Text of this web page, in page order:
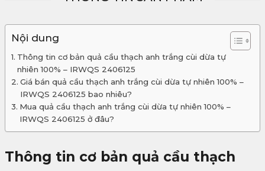
Nội dung
Thông tin cơ bản quả cầu thạch anh trắng cùi dừa tự
nhiên 100% – IRWQS 2406125
Giá bán quả cầu thạch anh trắng cùi dừa tự nhiên 100% –
IRWQS 2406125 bao nhiêu?
Mua quả cầu thạch anh trắng cùi dừa tự nhiên 100% –
IRWQS 2406125 ở đâu?
Thông tin cơ bản quả cầu thạch